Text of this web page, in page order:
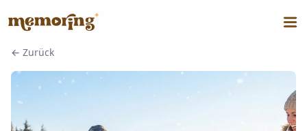
← Zurück